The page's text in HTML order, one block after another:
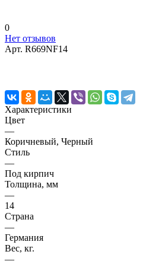
0
Нет отзывов
Арт. R669NF14
Характеристики
Цвет
—
Коричневый, Черный
Стиль
—
Под кирпич
Толщина, мм
—
14
Страна
—
Германия
Вес, кг.
—